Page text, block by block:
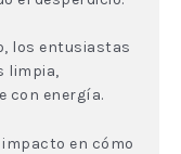
los entusiastas
limpia,
con energía.
en cómo